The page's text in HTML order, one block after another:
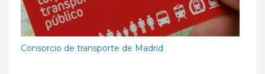
Consorcio de transporte de Madrid